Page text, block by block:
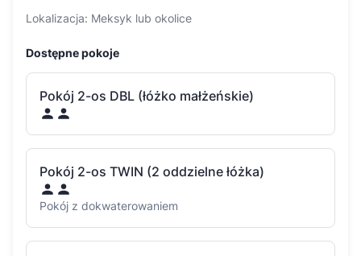
Lokalizacja: Meksyk lub okolice
Dostępne pokoje
Pokój 2-os DBL (łóżko małżeńskie)
Pokój 2-os TWIN (2 oddzielne łóżka)
Pokój z dokwaterowaniem